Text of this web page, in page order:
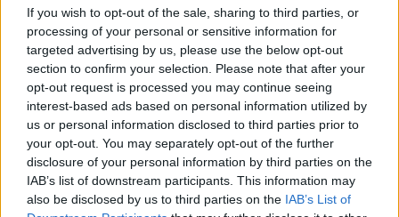
If you wish to opt-out of the sale, sharing to third parties, or
processing of your personal or sensitive information for
targeted advertising by us, please use the below opt-out
section to confirm your selection. Please note that after your
opt-out request is processed you may continue seeing
interest-based ads based on personal information utilized by
us or personal information disclosed to third parties prior to
your opt-out. You may separately opt-out of the further
disclosure of your personal information by third parties on the
IAB’s list of downstream participants. This information may
also be disclosed by us to third parties on the IAB’s List of
partido. Empezamos a jugar las cosas que teníamos
que jugar. Una vez que habíamos leído el partido y
ellos flaqueaban un poquito en defender a Aivaras
así que empezamos a jugar con Aivaras que
empezó a anotar y a soltar balones , lo que nos
permitió que Cristian apareciera con algún triple.
La verdad es que Cristian, Gerald y Manolo
estuvieron muy bien defendiendo en el último